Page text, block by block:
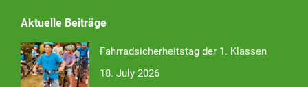
Aktuelle Beiträge
Fahrradsicherheitstag der 1. Klassen
18. July 2026